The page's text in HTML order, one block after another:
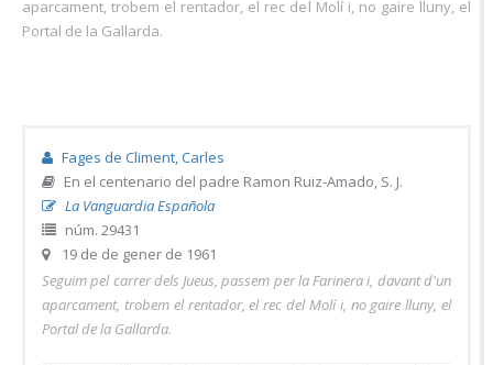
aparcament, trobem el rentador, el rec del Molí i, no gaire lluny, el
Portal de la Gallarda.
Fages de Climent, Carles
En el centenario del padre Ramon Ruiz-Amado, S. J.
La Vanguardia Española
núm. 29431
19 de de gener de 1961
Seguim pel carrer dels Jueus, passem per la Farinera i, davant d'un
aparcament, trobem el rentador, el rec del Molí i, no gaire lluny, el
Portal de la Gallarda.